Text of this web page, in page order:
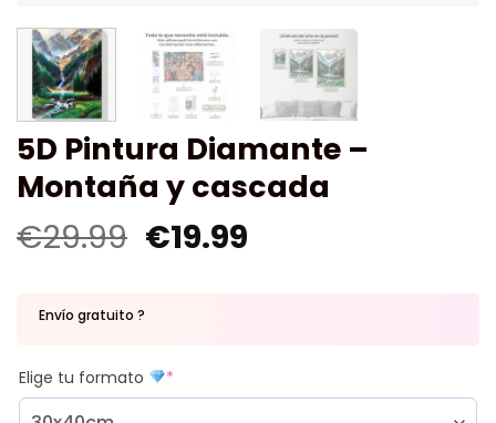
5D Pintura Diamante –
Montaña y cascada
€29.99 €19.99
Envío gratuito ?
Elige tu formato *